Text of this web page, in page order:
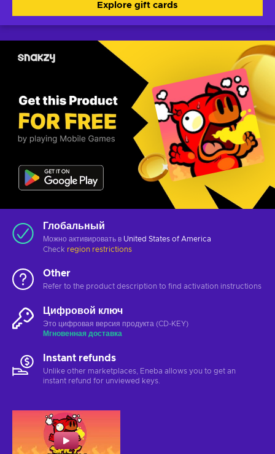
Explore gift cards
Глобальный
Можно активировать в United States of America
Check region restrictions
Other
Refer to the product description to find activation instructions
Цифровой ключ
Это цифровая версия продукта (CD-KEY)
Мгновенная доставка
Instant refunds
Unlike other marketplaces, Eneba allows you to get an
instant refund for unviewed keys.